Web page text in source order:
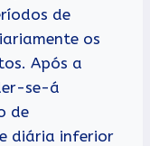
de
os
Após a
se-á
de
diária inferior